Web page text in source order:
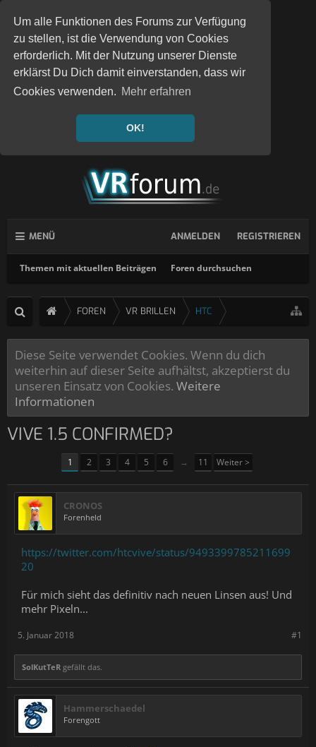
Um alle Funktionen des Forums zur Verfügung
zu stellen, ist die Verwendung von Cookies
erforderlich. Mit der Nutzung unserer Dienste
erklärst Du Dich damit einverstanden, dass wir
Cookies verwenden. Mehr erfahren
OK!
MENÜ
Themen mit aktuellen Beiträgen Foren durchsuchen
ANMELDEN REGISTRIEREN
FOREN VR BRILLEN HTC
Diese Seite verwendet Cookies. Wenn du dich
weiterhin auf dieser Seite aufhältst, akzeptierst du
unseren Einsatz von Cookies. Weitere
Informationen
VIVE 1.5 CONFIRMED?
1 2 3 4 5 6 → 11 Weiter >
CRONOS
Forenheld
https://twitter.com/htcvive/status/9493399785211699
20
Für mich sieht das definitiv nach neuen Linsen aus! Und
mehr Pixeln...
#1
5. Januar 2018
SolKutTeR gefällt das.
Hammerschaedel
Forengott